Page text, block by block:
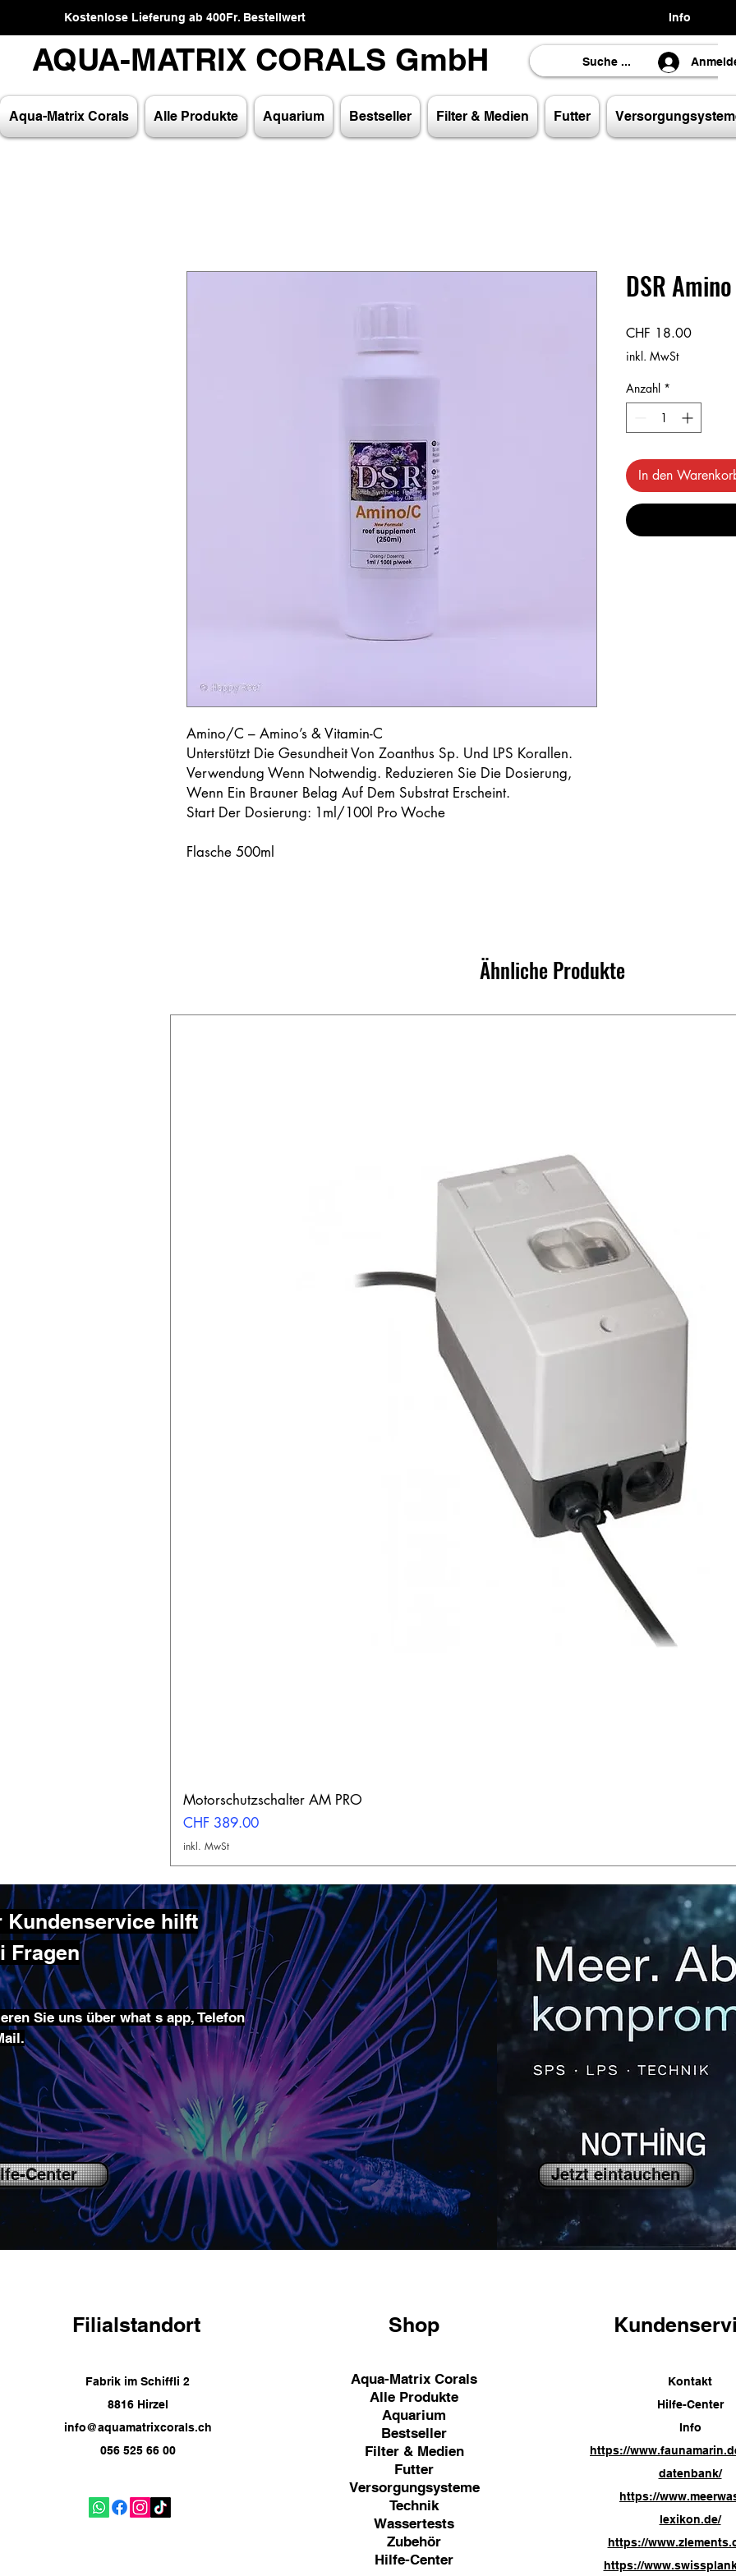
Kostenlose Lieferung ab 400Fr. Bestellwert Info
AQUA-MATRIX CORALS GmbH
AQUA-MATRIX CORALS GmbH
Aqua-Matrix Corals Alle Produkte Aquarium Bestseller Filter & Medien Futter
Amino/C – Amino’s & Vitamin-C
Unterstützt Die Gesundheit Von Zoanthus Sp. Und LPS Korallen.
Verwendung Wenn Notwendig. Reduzieren Sie Die Dosierung,
Wenn Ein Brauner Belag Auf Dem Substrat Erscheint.
Start Der Dosierung: 1ml/100l Pro Woche
Flasche 500ml
DSR
CHF 18.00Preis
inkl. MwSt
Anzahl *
In den
Ähnliche Produkte
Motorschutzschalter AM PRO
Preis
CHF 389.00
inkl. MwSt
Kundenservice hilft
Fragen
Sie uns über what s app, Telefon
Center Jetzt eintauchen
Filialstandort
Fabrik im Schiffli 2
8816 Hirzel
info@aquamatrixcorals.ch
056 525 66 00
Shop
Aqua-Matrix Corals
Alle Produkte
Aquarium
Bestseller
Filter & Medien
Futter
Versorgungsysteme
Technik
Wassertests
Zubehör
Hilfe-Center
Kontakt
Hilfe-Center
Info
https://
datenbank/
https://
lexikon.de/
https://
https://